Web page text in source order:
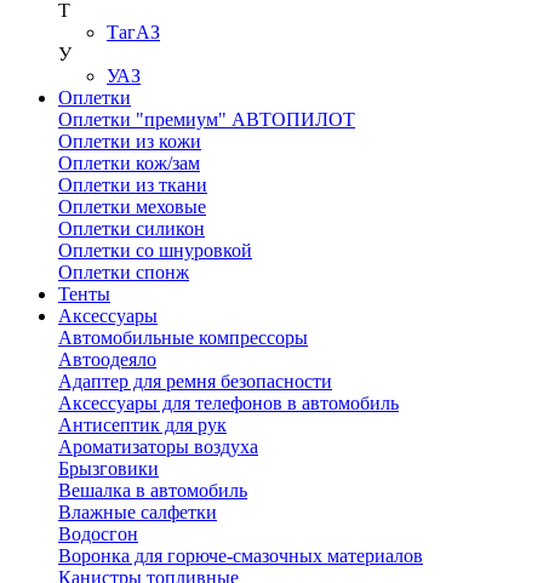
Т
ТагАЗ
У
УАЗ
Оплетки
Оплетки "премиум" АВТОПИЛОТ
Оплетки из кожи
Оплетки кож/зам
Оплетки из ткани
Оплетки меховые
Оплетки силикон
Оплетки со шнуровкой
Оплетки спонж
Тенты
Аксессуары
Автомобильные компрессоры
Автоодеяло
Адаптер для ремня безопасности
Аксессуары для телефонов в автомобиль
Антисептик для рук
Ароматизаторы воздуха
Брызговики
Вешалка в автомобиль
Влажные салфетки
Водосгон
Воронка для горюче-смазочных материалов
Канистры топливные